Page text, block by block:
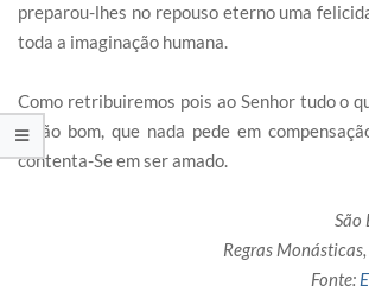
preparou-lhes no repouso eterno uma
toda a imaginação humana.
Como retribuiremos pois ao Senhor tudo o
é tão bom, que nada pede em
contenta-Se em ser amado.
São
Regras
Fonte: